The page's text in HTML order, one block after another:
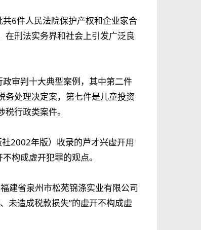
6件人民法院保护产权和企业家合
在刑法实务界和社会上引发广泛良
审判十大典型案例，其中第二件
务处理决定案，第七件是儿童投资
税行政类案件。
社2002年版）收录的芦才兴虚开用
构成虚开犯罪的观点。
福建省泉州市松苑锦涤实业有限公司
未造成税款损失”的虚开不构成虚